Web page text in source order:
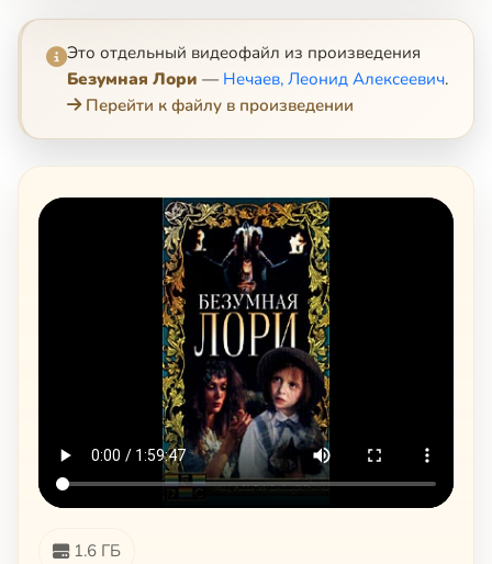
Это отдельный видеофайл из произведения
Безумная Лори — Нечаев, Леонид Алексеевич.
Перейти к файлу в произведении
1.6 ГБ